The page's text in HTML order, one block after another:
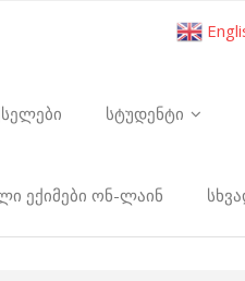
სტუდენტი
ექიმები ონ-ლაინ